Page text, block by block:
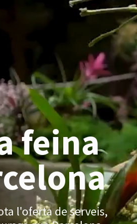
feina
l'oferta de serveis,